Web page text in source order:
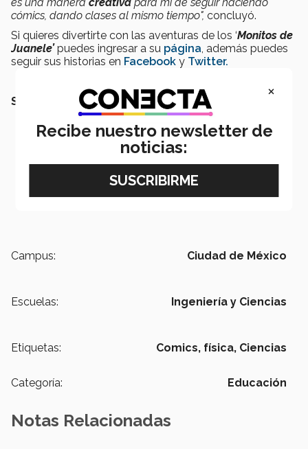
cómics, dando clases al mismo tiempo", concluyó.
Si quieres divertirte con las aventuras de los ‘Monitos de
Juanele’puedes ingresar a su página, además puedes
seguir sus historias en Facebook y Twitter.
SEGURO QUERRÁS LEER TAMBIÉN:
Campus: Ciudad de México
Escuelas: Ingeniería y Ciencias
Etiquetas: Comics, física, Ciencias
Categoría: Educación
Notas Relacionadas
×
Recibe nuestro newsletter de
noticias: